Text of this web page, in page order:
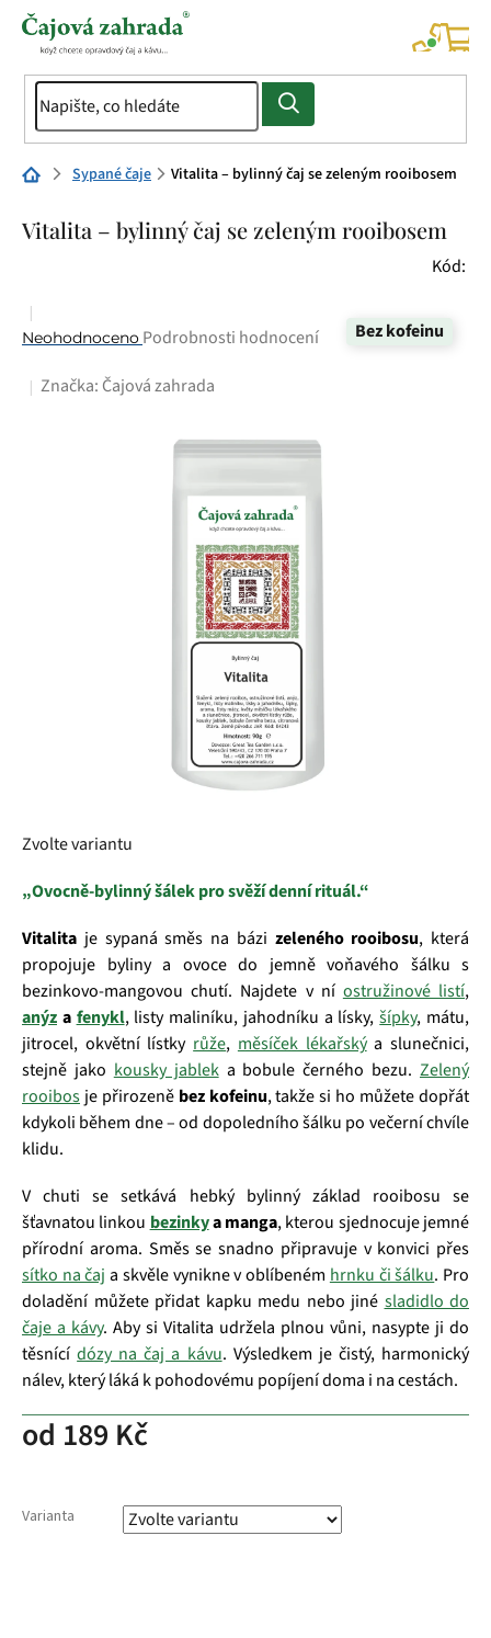
Přejít
Domů Sypané čaje Vitalita – bylinný čaj se zeleným rooibosem
Vitalita – bylinný čaj se zeleným rooibosem
Kód:
Bez kofeinu
Průměrné
produktu
Neohodnoceno Podrobnosti hodnocení
Značka: Čajová zahrada
od 189 Kč
Zvolte variantu
Varianta
„Ovocně‑bylinný šálek pro svěží denní rituál.“
Vitalita je sypaná směs na bázi zeleného rooibosu, která
propojuje byliny a ovoce do jemně voňavého šálku s
bezinkovo‑mangovou chutí. Najdete v ní ostružinové listí,
anýz a fenykl, listy maliníku, jahodníku a lísky,šípky, mátu,
jitrocel, okvětní lístky růže, měsíček lékařskýa slunečnici,
stejně jako kousky jableka bobule černého bezu. Zelený
rooibos je přirozeně bez kofeinu, takže si ho můžete dopřát
kdykoli během dne – od dopoledního šálku po večerní chvíle
klidu.
V chuti se setkává hebký bylinný základ rooibosu se
šťavnatou linkou bezinkya manga, kterou sjednocuje jemné
přírodní aroma. Směs se snadno připravuje v konvici přes
sítko na čaj a skvěle vynikne v oblíbeném hrnku či šálku. Pro
doladění můžete přidat kapku medu nebo jiné sladidlo do
čaje a kávy. Aby si Vitalita udržela plnou vůni, nasypte ji do
těsnícídózy na čaj a kávu. Výsledkem je čistý, harmonický
nálev, který láká k pohodovému popíjení doma i na cestách.